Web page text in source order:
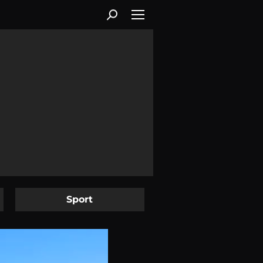
Sport